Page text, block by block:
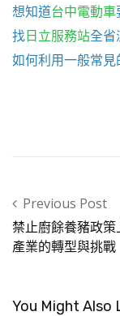
想知道台中電動車
找日立服務站全省
如何利用一般常見
Post navigation
Previous Post
禁止廚餘養豬政
產業的轉型與挑戰
You Might Also